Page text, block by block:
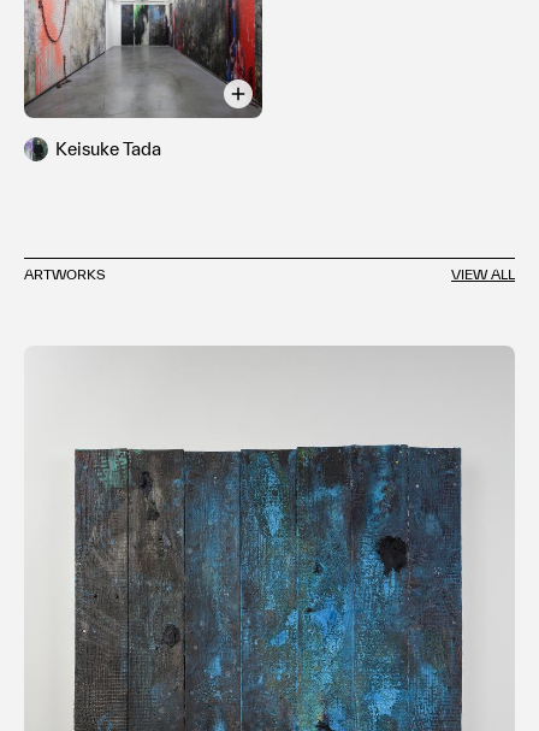
2018 年 BORADER / CAPSULE / 東京都 三宿
2018 年 エデンの東 / MAHO KUBOTA GALLERY / 東京都
神宮前
2017 年 forge / MAHO KUBOTA GELLRY / 東京都 神宮前
2015 年 EXISTENCE / JIKKA 実家 / 東京都 千代田区
2014 年 THE TRACE / 愛知県立芸術大学サテライトギャラ
2008 年 independence by mind / カフェパルル / 愛知県
主なグループ展
2022 年 VOCA 展 2022 現代美術の展望ー新しい平面の作
家たち / 上野の森美術館 / 東京都 台東区
2022 年 地底人とミラーレス・ミラー / gallery αM / 東京都
千代田区
2021 年 現代美術のポジション2021-2022 / 名古屋市美術
館 / 愛知県 名古屋市
2016 年 AKZIDENZ / Aoyama Meguro / 東京都 目黒
2015 年 Lagrangian point パースフェクティカスタマイズ /
PARC / 京都府 三条
Keisuke Tada
ARTWORKS VIEW ALL